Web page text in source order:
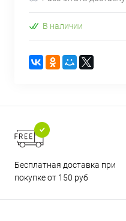
В наличии
Бесплатная доставка при
покупке от 150 руб